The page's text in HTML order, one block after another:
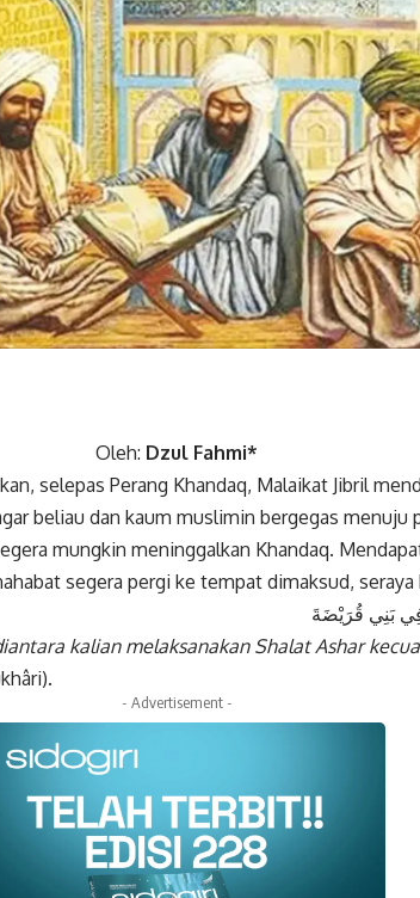
Oleh: Dzul Fahmi*
selepas Perang Khandaq, Malaikat Jibril
beliau dan kaum muslimin bergegas menuju
mungkin meninggalkan Khandaq.
segera pergi ke tempat dimaksud, seraya
فِي بَنِي قُرَيْضَةَ
kalian melaksanakan Shalat Ashar
- Advertisement -
Facebook
Gmail